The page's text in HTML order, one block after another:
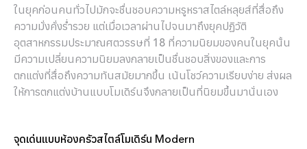
ในยุคก่อนคนทั่วไปมักจะชื่นชอบความหรูหราสไตล์หลุยส์ที่สื่อถึง
ความมั่งคั่งร่ำรวย แต่เมื่อเวลาผ่านไปจนมาถึงยุคปฏิวัติ
อุตสาหกรรมประมาณศตวรรษที่ 18 ที่ความนิยมของคนในยุคนั้น
มีความเปลี่ยนความนิยมลงกลายเป็นชื่นชอบสิ่งของและการ
ตกแต่งที่สื่อถึงความทันสมัยมากขึ้น เน้นโชว์ความเรียบง่าย ส่งผล
ให้การตกแต่งบ้านแบบโมเดิร์นจึงกลายเป็นที่นิยมขึ้นมานั่นเอง
จุดเด่นแบบห้องครัวสไตล์โมเดิร์น Modern